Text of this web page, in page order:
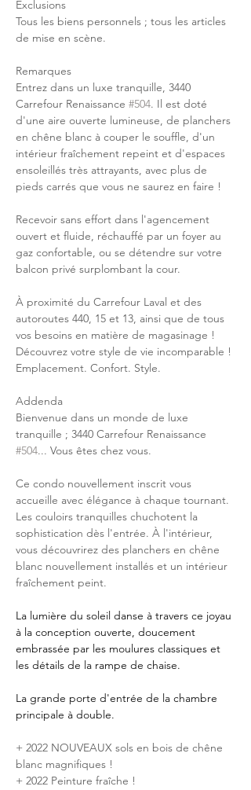
Exclusions
Tous les biens personnels ; tous les articles
de mise en scène.
Remarques
Entrez dans un luxe tranquille, 3440
Carrefour Renaissance #504. Il est doté
d'une aire ouverte lumineuse, de planchers
en chêne blanc à couper le souffle, d'un
intérieur fraîchement repeint et d'espaces
ensoleillés très attrayants, avec plus de
pieds carrés que vous ne saurez en faire !
Recevoir sans effort dans l'agencement
ouvert et fluide, réchauffé par un foyer au
gaz confortable, ou se détendre sur votre
balcon privé surplombant la cour.
À proximité du Carrefour Laval et des
autoroutes 440, 15 et 13, ainsi que de tous
vos besoins en matière de magasinage !
Découvrez votre style de vie incomparable !
Emplacement. Confort. Style.
Addenda
Bienvenue dans un monde de luxe
tranquille ; 3440 Carrefour Renaissance
#504... Vous êtes chez vous.
Ce condo nouvellement inscrit vous
accueille avec élégance à chaque tournant.
Les couloirs tranquilles chuchotent la
sophistication dès l'entrée. À l'intérieur,
vous découvrirez des planchers en chêne
blanc nouvellement installés et un intérieur
fraîchement peint.
La lumière du soleil danse à travers ce joyau
à la conception ouverte, doucement
embrassée par les moulures classiques et
les détails de la rampe de chaise.
La grande porte d'entrée de la chambre
principale à double.
+ 2022 NOUVEAUX sols en bois de chêne
blanc magnifiques !
+ 2022 Peinture fraîche !